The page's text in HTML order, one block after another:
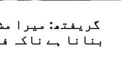
گریفتھ: میرا
بنانا ہے ناکہ